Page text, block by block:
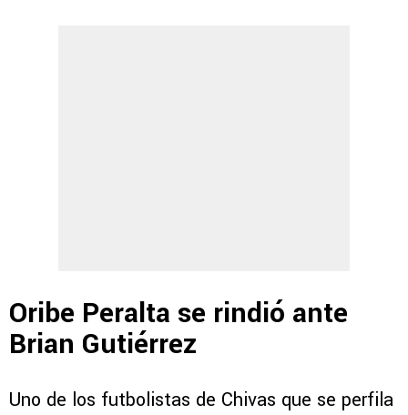
Oribe Peralta se rindió ante
Brian Gutiérrez
Uno de los futbolistas de Chivas que se perfila